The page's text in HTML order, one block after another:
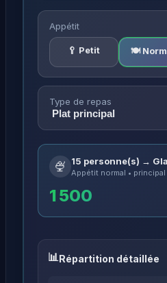
Appétit
🥄 Petit 🍽️
Type de repas
🍨 15 personne(s) →
Appétit normal • principal
1 500
Répartition détaillée